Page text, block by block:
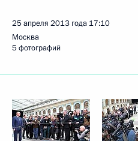
25 апреля 2013 года 17:10
Москва
5 фотографий